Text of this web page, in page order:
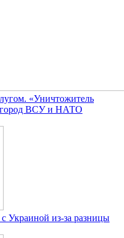
«Уничтожитель
город ВСУ и НАТО
Украиной из-за разницы